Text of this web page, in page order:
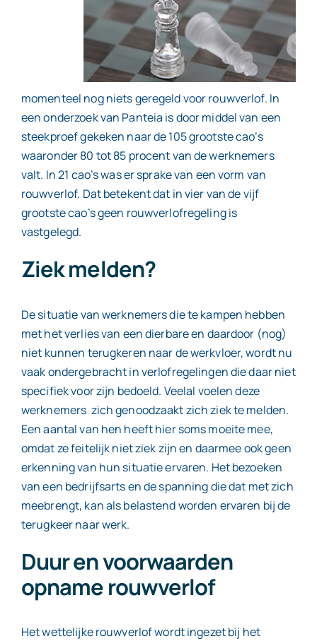
momenteel nog niets geregeld voor rouwverlof. In
een onderzoek van Panteia is door middel van een
steekproef gekeken naar de 105 grootste cao’s
waaronder 80 tot 85 procent van de werknemers
valt. In 21 cao’s was er sprake van een vorm van
rouwverlof. Dat betekent dat in vier van de vijf
grootste cao’s geen rouwverlofregeling is
vastgelegd.
Ziek melden?
De situatie van werknemers die te kampen hebben
met het verlies van een dierbare en daardoor (nog)
niet kunnen terugkeren naar de werkvloer, wordt nu
vaak ondergebracht in verlofregelingen die daar niet
specifiek voor zijn bedoeld. Veelal voelen deze
werknemers zich genoodzaakt zich ziek te melden.
Een aantal van hen heeft hier soms moeite mee,
omdat ze feitelijk niet ziek zijn en daarmee ook geen
erkenning van hun situatie ervaren. Het bezoeken
van een bedrijfsarts en de spanning die dat met zich
meebrengt, kan als belastend worden ervaren bij de
terugkeer naar werk.
Duur en voorwaarden
opname rouwverlof
Het wettelijke rouwverlof wordt ingezet bij het